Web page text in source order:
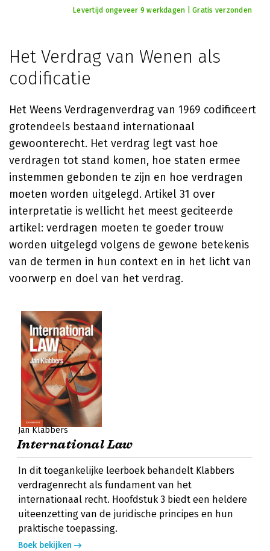
Levertijd ongeveer 9 werkdagen | Gratis verzonden
Het Verdrag van Wenen als
codificatie
Het Weens Verdragenverdrag van 1969 codificeert
grotendeels bestaand internationaal
gewoonterecht. Het verdrag legt vast hoe
verdragen tot stand komen, hoe staten ermee
instemmen gebonden te zijn en hoe verdragen
moeten worden uitgelegd. Artikel 31 over
interpretatie is wellicht het meest geciteerde
artikel: verdragen moeten te goeder trouw
worden uitgelegd volgens de gewone betekenis
van de termen in hun context en in het licht van
voorwerp en doel van het verdrag.
Jan Klabbers
International Law
In dit toegankelijke leerboek behandelt Klabbers
verdragenrecht als fundament van het
internationaal recht. Hoofdstuk 3 biedt een heldere
uiteenzetting van de juridische principes en hun
praktische toepassing.
Boek bekijken